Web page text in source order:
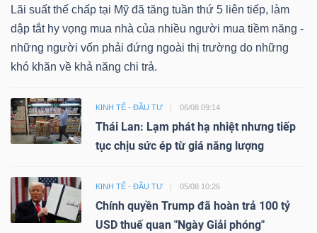
Lãi suất thế chấp tại Mỹ đã tăng tuần thứ 5 liên tiếp, làm
dập tắt hy vọng mua nhà của nhiều người mua tiềm năng -
những người vốn phải đứng ngoài thị trường do những
khó khăn về khả năng chi trả.
KINH TẾ - ĐẦU TƯ 06/08 09:14
Thái Lan: Lạm phát hạ nhiệt nhưng tiếp
tục chịu sức ép từ giá năng lượng
KINH TẾ - ĐẦU TƯ 05/08 10:26
Chính quyền Trump đã hoàn trả 100 tỷ
USD thuế quan "Ngày Giải phóng"